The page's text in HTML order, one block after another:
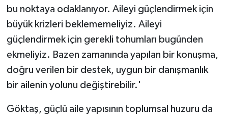
bu noktaya odaklanıyor. Aileyi güçlendirmek için
büyük krizleri beklememeliyiz. Aileyi
güçlendirmek için gerekli tohumları bugünden
ekmeliyiz. Bazen zamanında yapılan bir konuşma,
doğru verilen bir destek, uygun bir danışmanlık
bir ailenin yolunu değiştirebilir.'
Göktaş, güçlü aile yapısının toplumsal huzuru da